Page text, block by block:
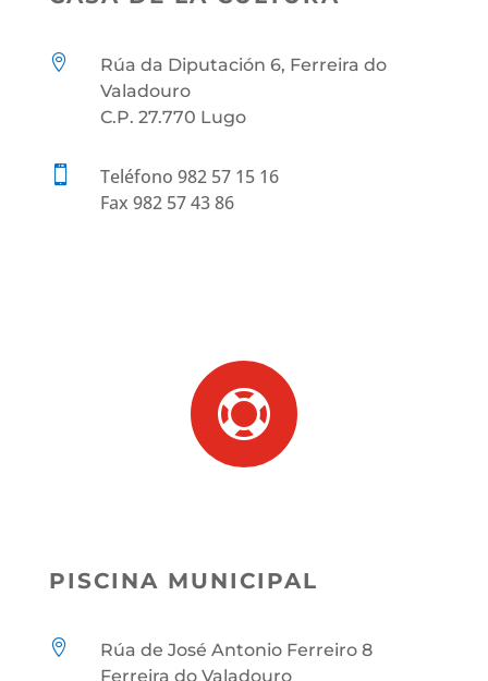

Rúa da Diputación 6, Ferreira do
Valadouro
C.P. 27.770 Lugo

Teléfono 982 57 15 16
Fax 982 57 43 86

PISCINA MUNICIPAL

Rúa de José Antonio Ferreiro 8
Ferreira do Valadouro